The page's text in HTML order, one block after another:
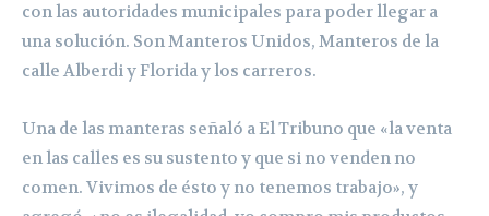
con las autoridades municipales para poder llegar a
una solución. Son Manteros Unidos, Manteros de la
calle Alberdi y Florida y los carreros.
Una de las manteras señaló a El Tribuno que «la venta
en las calles es su sustento y que si no venden no
comen. Vivimos de ésto y no tenemos trabajo», y